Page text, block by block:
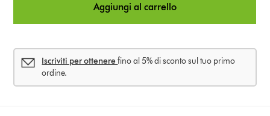
Aggiungi al carrello
Iscriviti per ottenerefino al 5% di sconto sul tuo primo
ordine.